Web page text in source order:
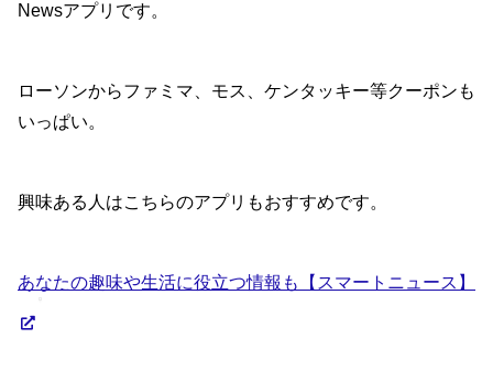
Newsアプリです。
ローソンからファミマ、モス、ケンタッキー等クーポンも
いっぱい。
興味ある人はこちらのアプリもおすすめです。
あなたの趣味や生活に役立つ情報も【スマートニュース】